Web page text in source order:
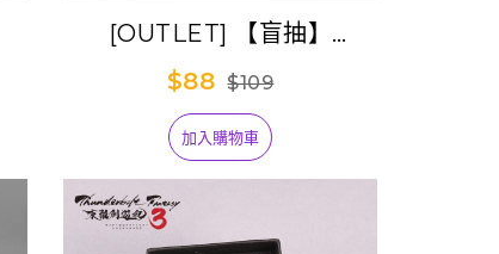
[OUTLET] 【盲抽】
《Thunderbolt Fantasy
Star』圓形絲絨膜胸章(單
$88 $109
加入購物車